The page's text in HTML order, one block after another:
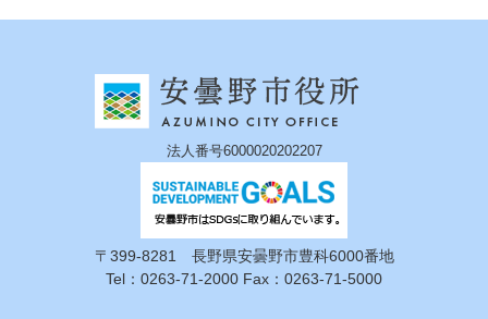
法人番号6000020202207
〒399-8281 長野県安曇野市豊科6000番地
Tel：0263-71-2000 Fax：0263-71-5000